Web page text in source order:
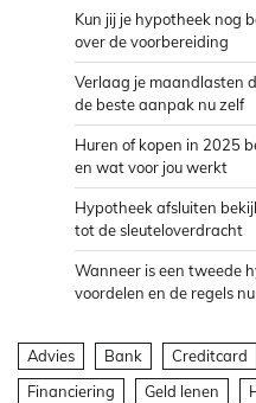
Kun jij je hypotheek nog
over de voorbereiding
Verlaag je maandlasten
de beste aanpak nu zelf
Huren of kopen in 2025
en wat voor jou werkt
Hypotheek afsluiten
tot de sleuteloverdracht
Wanneer is een tweede
voordelen en de regels
Advies Bank Creditcard
Financiering
Geld lenen